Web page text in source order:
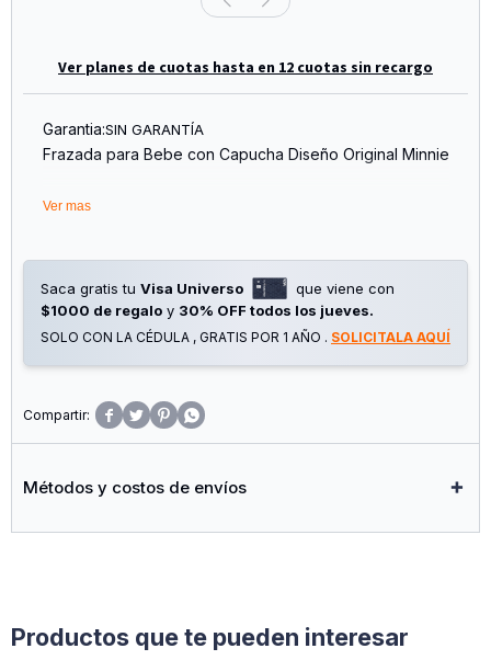
Ver planes de cuotas hasta en 12 cuotas sin recargo
Garantia:SIN GARANTÍA
Frazada para Bebe con Capucha Diseño Original Minnie
Medida 100X100
*FOTO ILUSTRATIVA
-Diseño a enviar Minnie-
Ver mas
Saca gratis tu Visa Universo
que viene con
$1000 de regalo y 30% OFF todos los jueves.
SOLO CON LA CÉDULA , GRATIS POR 1 AÑO . SOLICITALA AQUÍ
   
Métodos y costos de envíos
Productos que te pueden interesar